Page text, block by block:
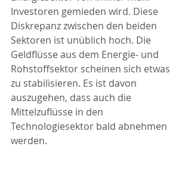
Investoren gemieden wird. Diese
Diskrepanz zwischen den beiden
Sektoren ist unüblich hoch. Die
Geldflüsse aus dem Energie- und
Rohstoffsektor scheinen sich etwas
zu stabilisieren. Es ist davon
auszugehen, dass auch die
Mittelzuflüsse in den
Technologiesektor bald abnehmen
werden.